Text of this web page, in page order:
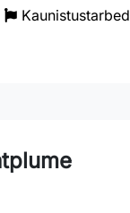
Kaunistustarbed